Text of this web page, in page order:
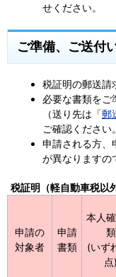
せください。
ご準備、ご送付
税証明の郵送請
必要な書類をご
（送り先は「郵
ご確認ください
申請される方、
が異なりますの
税証明（軽自動車税
申請の
対象者
申請
書類
本人
類
(いず
点)